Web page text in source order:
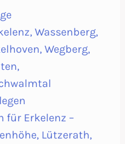
Wassenberg,
Wegberg,
für Erkelenz –
Lützerath,